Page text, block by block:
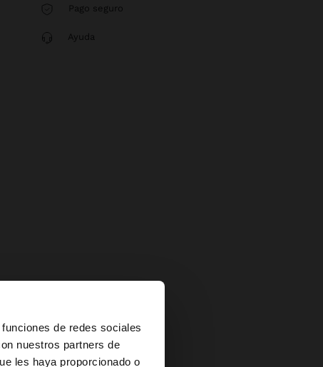
de redes sociales
nuestros partners de
les haya proporcionado o
×
Pago seguro
Ayuda